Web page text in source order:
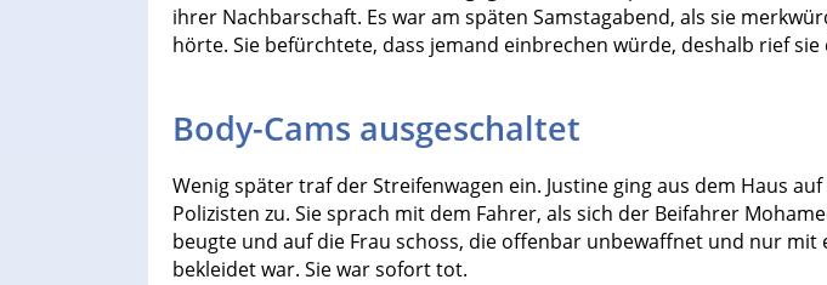
ihrer Nachbarschaft. Es war am späten Samstagabend, als sie
hörte. Sie befürchtete, dass jemand einbrechen würde, deshalb rief sie
Body-Cams ausgeschaltet
Wenig später traf der Streifenwagen ein. Justine ging aus dem Haus
Polizisten zu. Sie sprach mit dem Fahrer, als sich der Beifahrer
beugte und auf die Frau schoss, die offenbar unbewaffnet und nur mit
bekleidet war. Sie war sofort tot.
Erschreckend: